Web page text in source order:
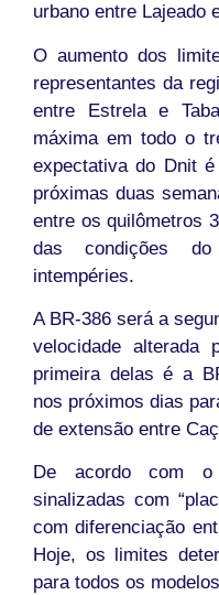
urbano entre Lajeado
O aumento dos
representantes da
entre Estrela e
máxima em todo o
expectativa do Dnit
próximas duas
entre os quilômetros
das condições
intempéries.
A BR-386 será a
velocidade
primeira delas é a
nos próximos dias
de extensão entre
De acordo com
sinalizadas com
com diferenciação
Hoje, os limites
para todos os